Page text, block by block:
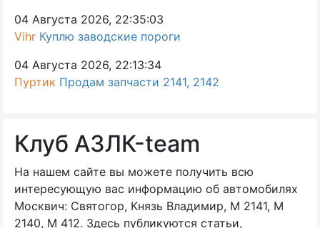
04 Августа 2026, 22:35:03
Vihr Куплю заводские пороги
04 Августа 2026, 22:13:34
Пуртик Продам запчасти 2141, 2142
Клуб АЗЛК-team
На нашем сайте вы можете получить всю
интересующую вас информацию об автомобилях
Москвич: Святогор, Князь Владимир, М 2141, М
2140, М 412. Здесь публикуются статьи,